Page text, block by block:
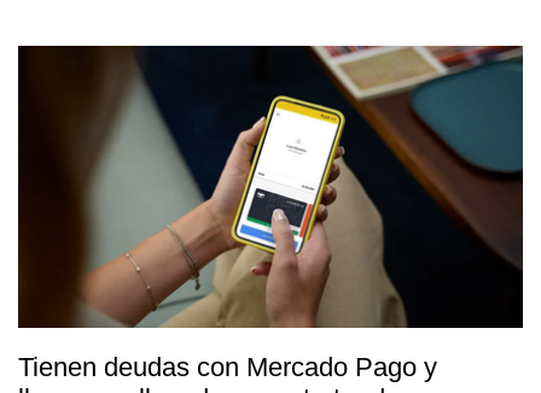
Tienen deudas con Mercado Pago y